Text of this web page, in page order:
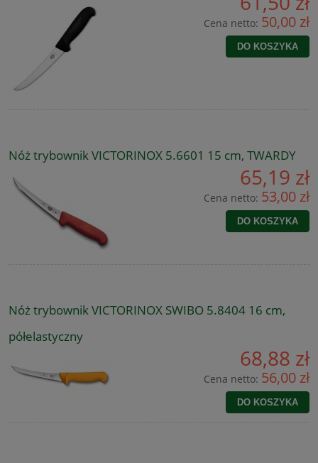
Cena netto: 50,00 zł
DO KOSZYKA
Nóż trybownik VICTORINOX 5.6601 15 cm, TWARDY
65,19 zł
Cena netto: 53,00 zł
DO KOSZYKA
Nóż trybownik VICTORINOX SWIBO 5.8404 16 cm,
półelastyczny
68,88 zł
Cena netto: 56,00 zł
DO KOSZYKA